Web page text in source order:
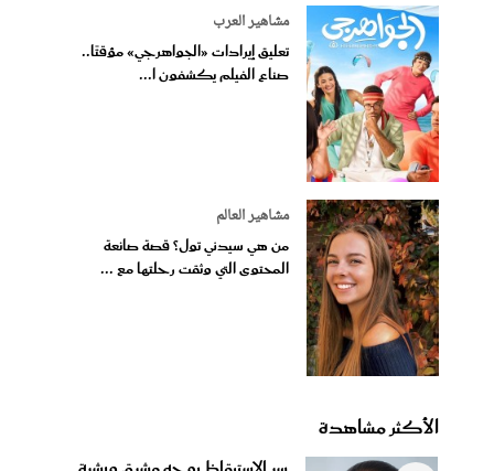
مشاهير العرب
تعليق إيرادات «الجواهرجي» مؤقتًا..
صناع الفيلم يكشفون ا...
مشاهير العالم
من هي سيدني تول؟ قصة صانعة
المحتوى التي وثقت رحلتها مع ...
الأكثر مشاهدة